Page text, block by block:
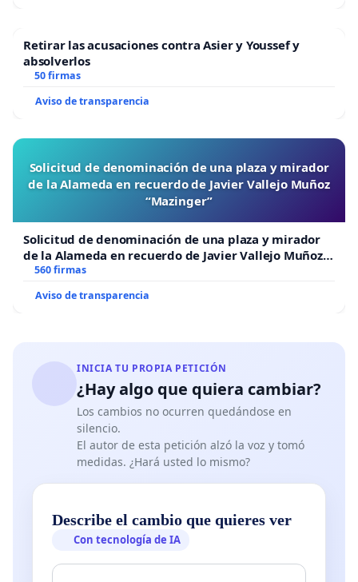
Retirar las acusaciones contra Asier y Youssef y
absolverlos
50 firmas
Aviso de transparencia
Solicitud de denominación de una plaza y mirador
de la Alameda en recuerdo de Javier Vallejo Muñoz
“Mazinger”
Solicitud de denominación de una plaza y mirador
de la Alameda en recuerdo de Javier Vallejo Muñoz
“Mazinger”
560 firmas
Aviso de transparencia
INICIA TU PROPIA PETICIÓN
¿Hay algo que quiera cambiar?
Los cambios no ocurren quedándose en
silencio.
El autor de esta petición alzó la voz y tomó
medidas. ¿Hará usted lo mismo?
Describe el cambio que quieres ver
Con tecnología de IA